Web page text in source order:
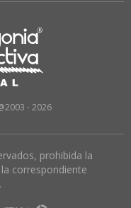
- 2026
prohibida la
correspondiente